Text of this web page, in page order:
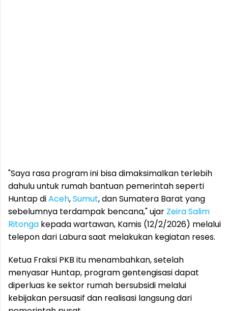
"Saya rasa program ini bisa dimaksimalkan terlebih
dahulu untuk rumah bantuan pemerintah seperti
Huntap diAceh,Sumut, dan Sumatera Barat yang
sebelumnya terdampak bencana," ujar Zeira Salim
Ritonga kepada wartawan, Kamis (12/2/2026) melalui
telepon dari Labura saat melakukan kegiatan reses.
Ketua Fraksi PKB itu menambahkan, setelah
menyasar Huntap, program gentengisasi dapat
diperluas ke sektor rumah bersubsidi melalui
kebijakan persuasif dan realisasi langsung dari